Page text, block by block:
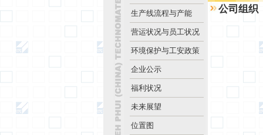
生产线流程与产能
营运状况与员工状况
环境保护与工安政策
企业公示
福利状况
未来展望
位置图
公司组织